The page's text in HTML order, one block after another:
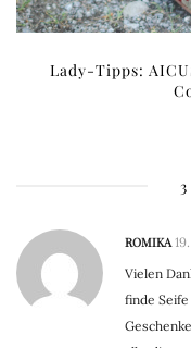
Lady-Tipps:
ROMIKA
Vielen
finde